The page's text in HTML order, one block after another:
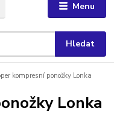
Menu
Hledat
kompresní ponožky Lonka
Lonka